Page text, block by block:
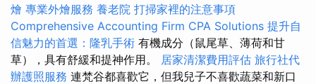
燴 專業外燴服務 養老院 打掃家裡的注意事項
Comprehensive Accounting Firm CPA Solutions 提升自
信魅力的首選：隆乳手術 有機成分（鼠尾草、薄荷和甘
草），具有舒緩和提神作用。 居家清潔費用評估 旅行社代
辦護照服務 連梵谷都喜歡它，但我兒子不喜歡蔬菜和新口